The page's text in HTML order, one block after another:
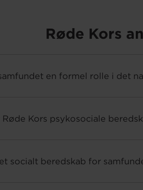
Røde Kors
en formel rolle i det
Røde Kors psykosociale
socialt beredskab for